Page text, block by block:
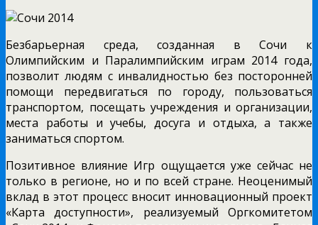
Безбарьерная среда, созданная в Сочи к
Олимпийским и Паралимпийским играм 2014 года,
позволит людям с инвалидностью без посторонней
помощи передвигаться по городу, пользоваться
транспортом, посещать учреждения и организации,
места работы и учебы, досуга и отдыха, а также
заниматься спортом.
Позитивное влияние Игр ощущается уже сейчас не
только в регионе, но и по всей стране. Неоценимый
вклад в этот процесс вносит инновационный проект
«Карта доступности», реализуемый Оргкомитетом